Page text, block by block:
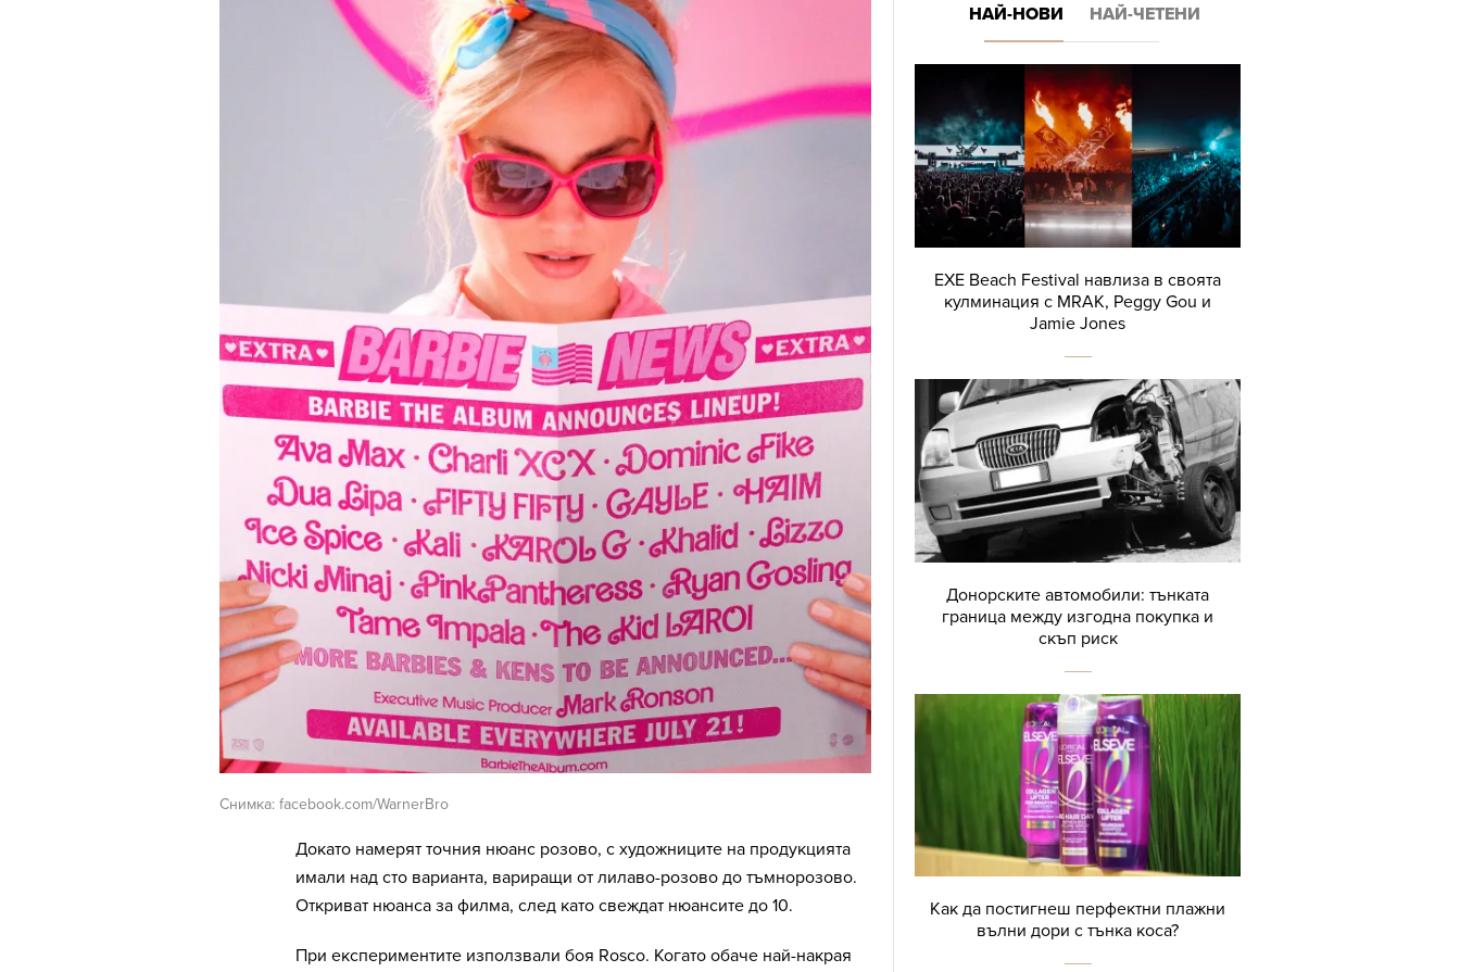
Снимка: facebook.com/WarnerBro
Докато намерят точния нюанс розово, с художниците на продукцията
имали над сто варианта, вариращи от лилаво-розово до тъмнорозово.
Откриват нюанса за филма, след като свеждат нюансите до 10.
При експериментите използвали боя Rosco. Когато обаче най-накрая
НАЙ-НОВИ НАЙ-ЧЕТЕНИ
EXE Beach Festival навлиза в своята
кулминация с MRAK, Peggy Gou и
Jamie Jones
Донорските автомобили: тънката
граница между изгодна покупка и
скъп риск
Как да постигнеш перфектни плажни
вълни дори с тънка коса?